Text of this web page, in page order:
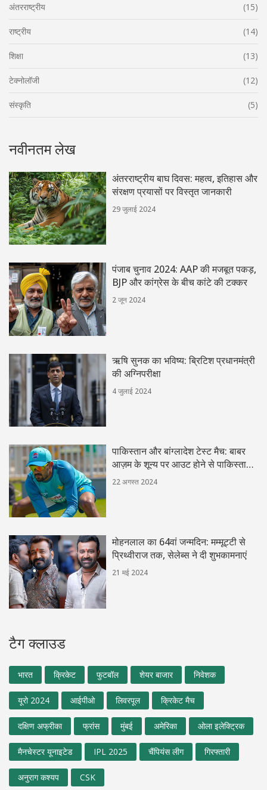
अंतरराष्ट्रीय (15)
राष्ट्रीय (14)
शिक्षा (13)
टेक्नोलॉजी (12)
संस्कृति (5)
नवीनतम लेख
अंतरराष्ट्रीय बाघ दिवस: महत्व, इतिहास और
संरक्षण प्रयासों पर विस्तृत जानकारी
29 जुलाई 2024
पंजाब चुनाव 2024: AAP की मजबूत पकड़,
BJP और कांग्रेस के बीच कांटे की टक्कर
2 जून 2024
ऋषि सुनक का भविष्य: ब्रिटिश प्रधानमंत्री
की अग्निपरीक्षा
4 जुलाई 2024
पाकिस्तान और बांग्लादेश टेस्ट मैच: बाबर
आज़म के शून्य पर आउट होने से पाकिस्तान
का मुश्किल दिन
22 अगस्त 2024
मोहनलाल का 64वां जन्मदिन: मम्मूट्टी से
प्रिथ्वीराज तक, सेलेब्स ने दी शुभकामनाएं
21 मई 2024
टैग क्लाउड
भारत क्रिकेट फुटबॉल शेयर बाजार निवेशक
यूरो 2024 आईपीओ लिवरपूल क्रिकेट मैच
दक्षिण अफ्रीका फ्रांस मुंबई अमेरिका ओला इलेक्ट्रिक
मैनचेस्टर यूनाइटेड IPL 2025 चैंपियंस लीग गिरफ्तारी
अनुराग कश्यप CSK